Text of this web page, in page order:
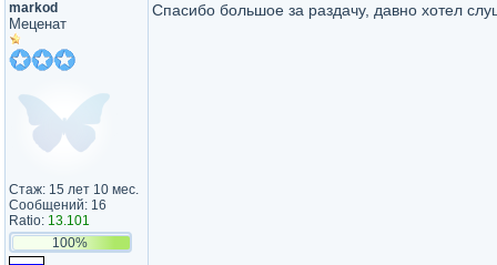
markod
Меценат
Стаж: 15 лет 10 мес.
Сообщений: 16
Ratio: 13.101
100%
Спасибо большое за раздачу, давно хотел